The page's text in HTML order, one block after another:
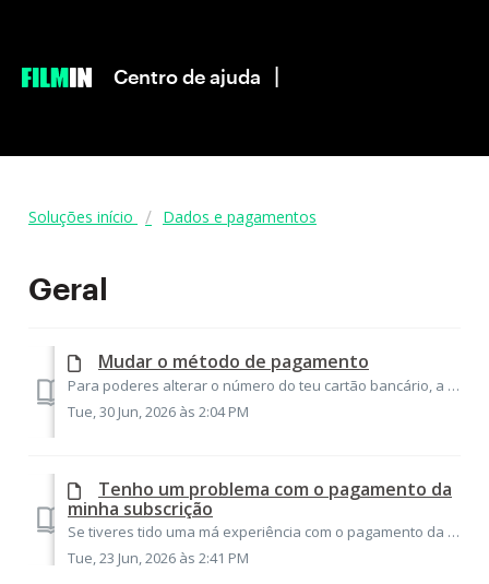
|
Centro de ajuda
Soluções início Dados e pagamentos
Geral
Mudar o método de pagamento
Para poderes alterar o número do teu cartão bancário, a tua conta PayPal ou MBWAY, primeiro deverás aceder à tua conta. Aí encontrarás o teu método de pagam...
Tue, 30 Jun, 2026 às 2:04 PM
Tenho um problema com o pagamento da
minha subscrição
Se tiveres tido uma má experiência com o pagamento da tua subscrição, estaremos sempre ao teu lado para te ajudar a resolver os problemas. Sabemos que, por ...
Tue, 23 Jun, 2026 às 2:41 PM